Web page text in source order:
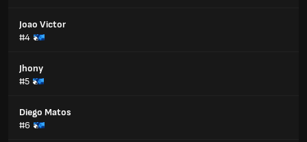
Joao Victor
#4
Jhony
#5
Diego Matos
#6